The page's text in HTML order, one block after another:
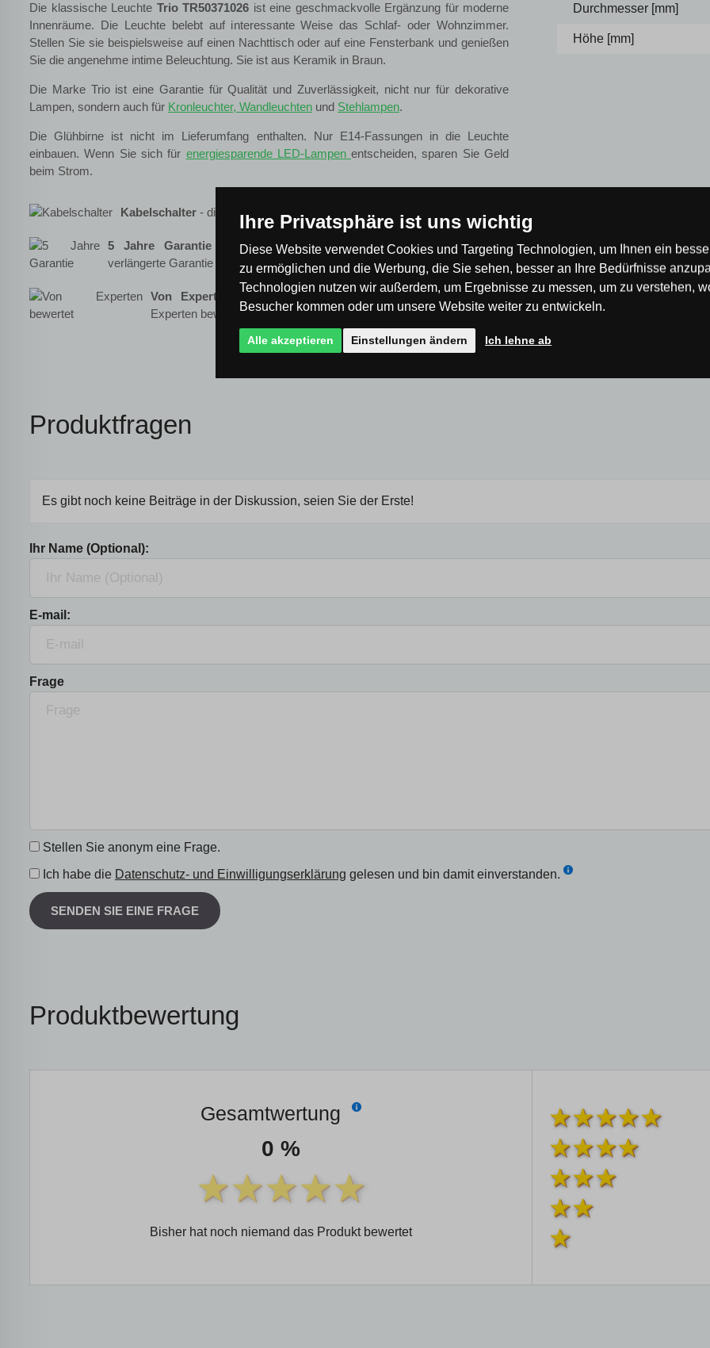
Die klassische Leuchte Trio TR50371026 ist eine geschmackvolle Ergänzung für moderne
Innenräume. Die Leuchte belebt auf interessante Weise das Schlaf- oder Wohnzimmer.
Stellen Sie sie beispielsweise auf einen Nachttisch oder auf eine Fensterbank und genießen
Sie die angenehme intime Beleuchtung. Sie ist aus Keramik in Braun.
Die Marke Trio ist eine Garantie für Qualität und Zuverlässigkeit, nicht nur für dekorative
Lampen, sondern auch für Kronleuchter, Wandleuchten und Stehlampen.
Die Glühbirne ist nicht im Lieferumfang enthalten. Nur E14-Fassungen in die Leuchte
einbauen. Wenn Sie sich für energiesparende LED-Lampenentscheiden, sparen Sie Geld
beim Strom.
Kabelschalter - die Leuchte hat einen Schalter am Kabel
5 Jahre Garantie- auf die Beleuchtung wird eine außergewöhnlich
verlängerte Garantie von 5 Jahren gewährt
Von Experten bewertet- diese Leuchte wurde von unserem
Experten bewertet
Durchmesser [mm]
Höhe [mm]
Produktfragen
Es gibt noch keine Beiträge in der Diskussion, seien Sie der Erste!
Ihr Name (Optional):
E-mail:
Frage
Stellen Sie anonym eine Frage.
Ich habe die Datenschutz- und Einwilligungserklärung gelesen und bin damit einverstanden.
SENDEN SIE EINE FRAGE
Produktbewertung
Gesamtwertung
0 %
Bisher hat noch niemand das Produkt bewertet
Ihre Privatsphäre ist uns wichtig
Diese Website verwendet Cookies und Targeting Technologien, um Ihnen ein
zu ermöglichen und die Werbung, die Sie sehen, besser an Ihre Bedürfnisse
Technologien nutzen wir außerdem, um Ergebnisse zu messen, um zu verstehen,
Besucher kommen oder um unsere Website weiter zu entwickeln.
Alle akzeptieren Einstellungen ändern Ich lehne ab